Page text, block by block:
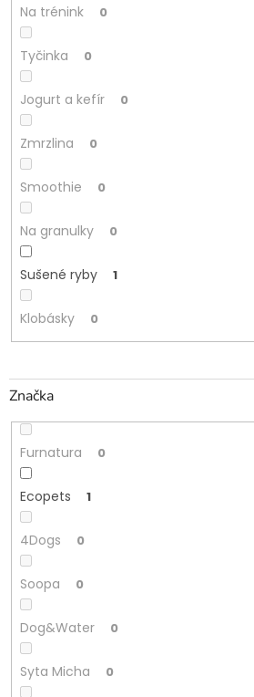
Na trénink 0
Tyčinka 0
Jogurt a kefír 0
Zmrzlina 0
Smoothie 0
Na granulky 0
Sušené ryby 1
Klobásky 0
Značka
Furnatura 0
Ecopets 1
4Dogs 0
Soopa 0
Dog&Water 0
Syta Micha 0